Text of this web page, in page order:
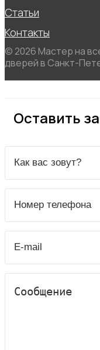
Статьи
Контакты
© 2026 Мастер на
дверей в Санкт-
Оставить